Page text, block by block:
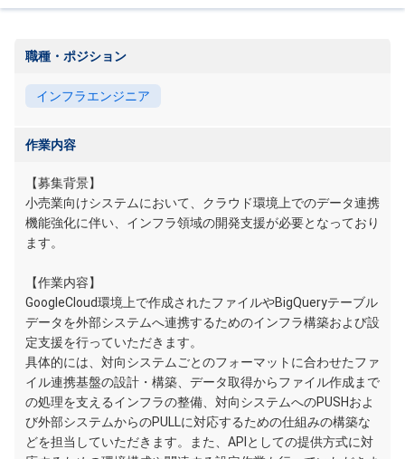
職種・ポジション
インフラエンジニア
作業内容
【募集背景】
小売業向けシステムにおいて、クラウド環境上でのデータ連携
機能強化に伴い、インフラ領域の開発支援が必要となっており
ます。
【作業内容】
GoogleCloud環境上で作成されたファイルやBigQueryテーブル
データを外部システムへ連携するためのインフラ構築および設
定支援を行っていただきます。
具体的には、対向システムごとのフォーマットに合わせたファ
イル連携基盤の設計・構築、データ取得からファイル作成まで
の処理を支えるインフラの整備、対向システムへのPUSHおよ
び外部システムからのPULLに対応するための仕組みの構築な
どを担当していただきます。また、APIとしての提供方式に対